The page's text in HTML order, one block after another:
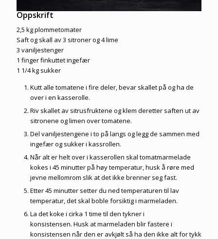
Oppskrift
2,5 kg plommetomater
Saft og skall av 3 sitroner og 4 lime
3 vaniljestenger
1 finger finkuttet ingefær
1 1/4 kg sukker
Kutt alle tomatene i fire deler, bevar skallet på og ha de
over i en kasserolle.
Riv skallet av sitrusfruktene og klem deretter saften ut av
sitronene og limen over tomatene.
Del vaniljestengene i to på langs og legg de sammen med
ingefær og sukker i kassrollen.
Når alt er helt over i kasserollen skal tomatmarmelade
kokes i 45 minutter på høy temperatur, husk å røre med
jevne mellomrom slik at det ikke brenner seg fast.
Etter 45 minutter setter du ned temperaturen til lav
temperatur, det skal boble forsiktig i marmeladen.
La det koke i cirka 1 time til den tykner i
konsistensen. Husk at marmeladen blir fastere i
konsistensen når den er avkjølt så ha den ikke alt for tykk